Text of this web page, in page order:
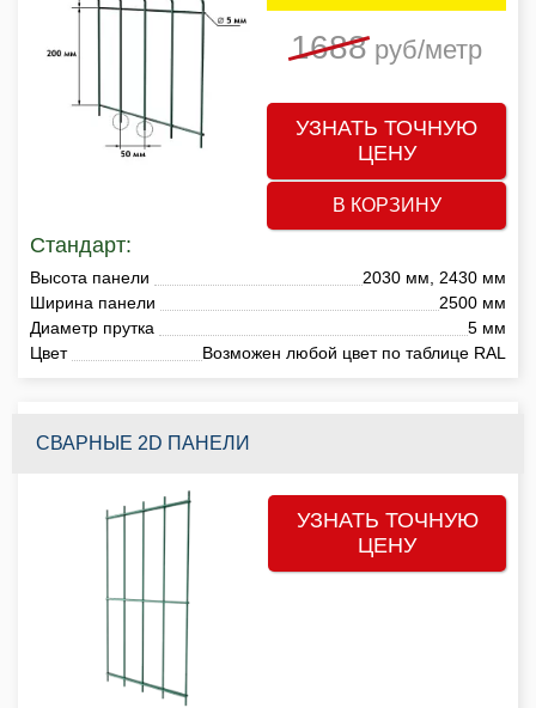
1688руб/метр
УЗНАТЬ ТОЧНУЮ
ЦЕНУ
В КОРЗИНУ
Стандарт:
Высота панели
2030 мм, 2430 мм
Ширина панели
2500 мм
Диаметр прутка
5 мм
Цвет
Возможен любой цвет по таблице RAL
СВАРНЫЕ 2D ПАНЕЛИ
УЗНАТЬ ТОЧНУЮ
ЦЕНУ